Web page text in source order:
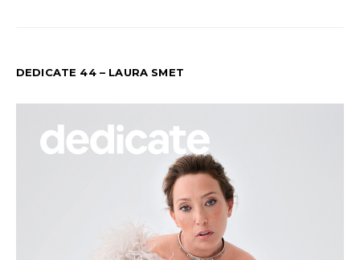
DEDICATE 44 – LAURA SMET